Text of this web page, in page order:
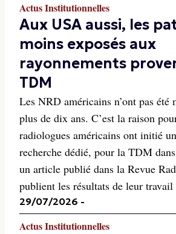
Actus Institutionnelles
Aux USA aussi, les
moins exposés aux
rayonnements
TDM
Les NRD américains n’ont pas été
plus de dix ans. C’est la raison
radiologues américains ont initié
recherche dédié, pour la TDM
un article publié dans la Revue
publient les résultats de leur
29/07/2026 -
Actus Institutionnelles